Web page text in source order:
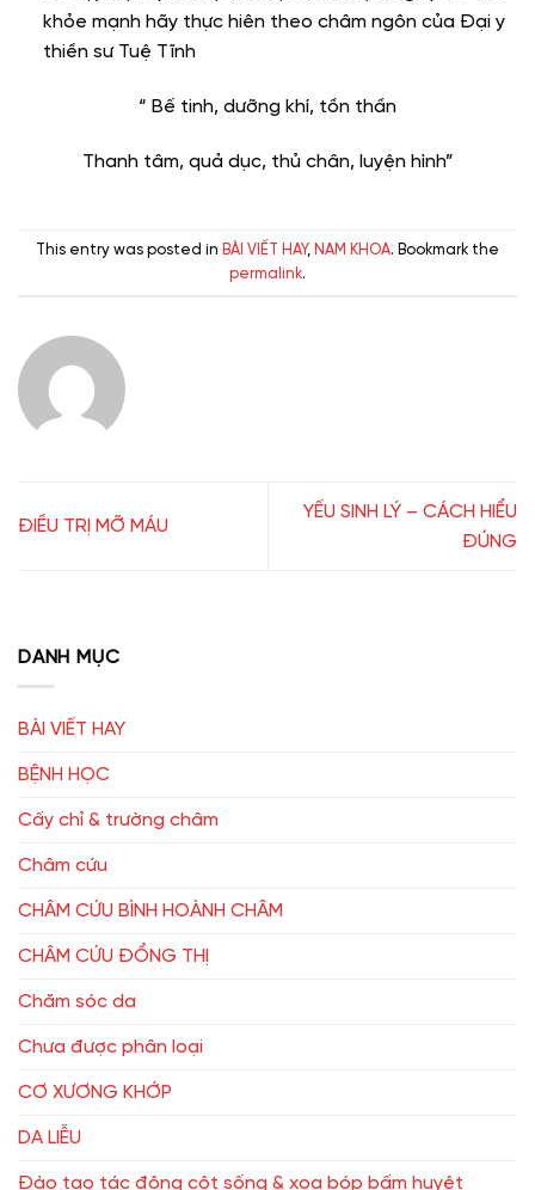
khỏe mạnh hãy thực hiên theo châm ngôn của Đại y
thiền sư Tuệ Tĩnh
“ Bế tinh, dưỡng khí, tồn thần
Thanh tâm, quả dục, thủ chân, luyện hình”
This entry was posted in BÀI VIẾT HAY, NAM KHOA. Bookmark the
permalink.
ĐIỀU TRỊ MỠ MÁU
YẾU SINH LÝ – CÁCH HIỂU
ĐÚNG
DANH MỤC
BÀI VIẾT HAY
BỆNH HỌC
Cấy chỉ & trường châm
Châm cứu
CHÂM CỨU BÌNH HOÀNH CHÂM
CHÂM CỨU ĐỔNG THỊ
Chăm sóc da
Chưa được phân loại
CƠ XƯƠNG KHỚP
DA LIỄU
Đào tạo tác động cột sống & xoa bóp bấm huyệt